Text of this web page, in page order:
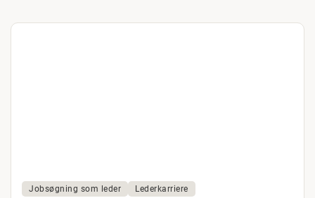
Jobsøgning som leder Lederkarriere